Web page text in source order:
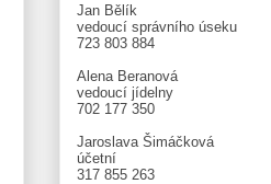
Jan Bělík
vedoucí správního úseku
723 803 884
Alena Beranová
vedoucí jídelny
702 177 350
Jaroslava Šimáčková
účetní
317 855 263